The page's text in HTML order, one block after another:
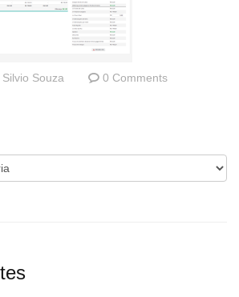
Silvio Souza 0 Comments